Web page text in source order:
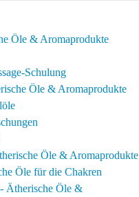
Öle & Aromaprodukte
Schulung
Öle & Aromaprodukte
Öle & Aromaprodukte
Öle für die Chakren
Ätherische Öle &